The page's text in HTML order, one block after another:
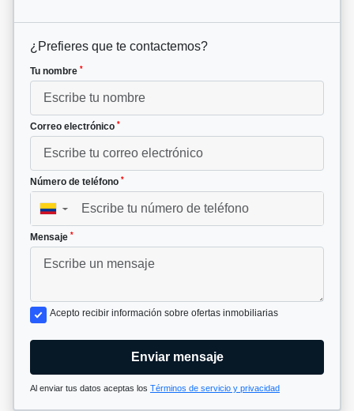
¿Prefieres que te contactemos?
Tu nombre *
Correo electrónico *
Número de teléfono *
▼
Mensaje *
Acepto recibir información sobre ofertas inmobiliarias
Enviar mensaje
Al enviar tus datos aceptas los Términos de servicio y privacidad